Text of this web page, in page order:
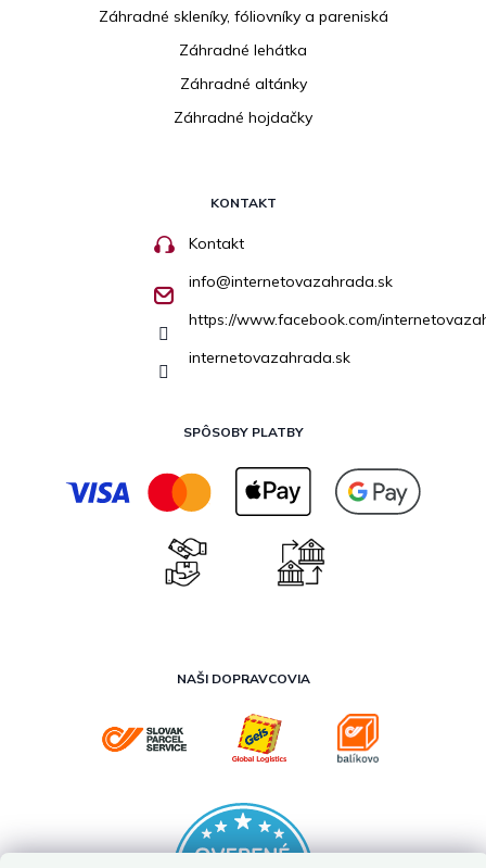
Záhradné skleníky, fóliovníky a pareniská
Záhradné lehátka
Záhradné altánky
Záhradné hojdačky
KONTAKT
Kontakt
info@internetovazahrada.sk
https://www.facebook.com/
internetovazahrada.sk
SPÔSOBY PLATBY
NAŠI DOPRAVCOVIA